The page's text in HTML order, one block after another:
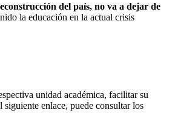
del país, no va a dejar de
la educación en la actual crisis
unidad académica, facilitar su
enlace, puede consultar los